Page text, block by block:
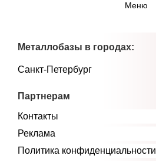
Меню
Металлобазы в городах:
Санкт-Петербург
Партнерам
Контакты
Реклама
Политика конфиденциальности